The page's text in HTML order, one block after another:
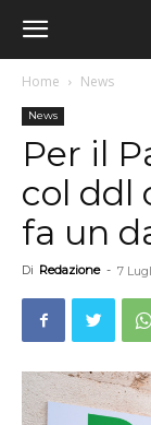
Home News
News
Per il
col ddl
fa un
Di Redazione - 7